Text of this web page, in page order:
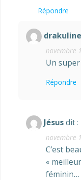
Répondre
drakuline
novembre
Un
Répondre
Jésusdit :
novembre
C’est
«
féminin…